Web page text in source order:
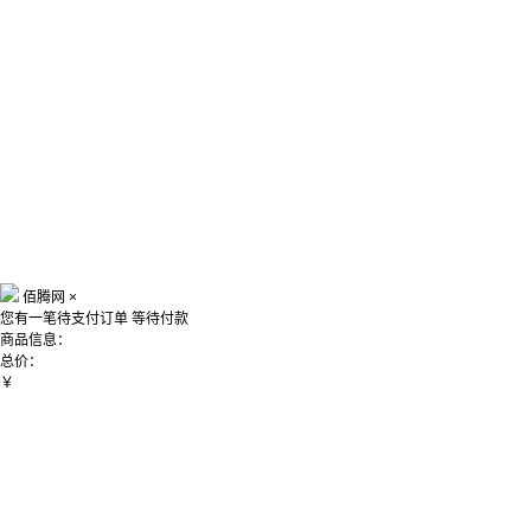
佰腾网 ×
您有一笔待支付订单 等待付款
商品信息：
总价：
￥